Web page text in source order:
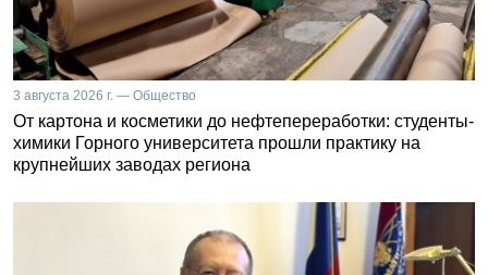
3 августа 2026 г. — Общество
От картона и косметики до нефтепереработки: студенты-
химики Горного университета прошли практику на
крупнейших заводах региона